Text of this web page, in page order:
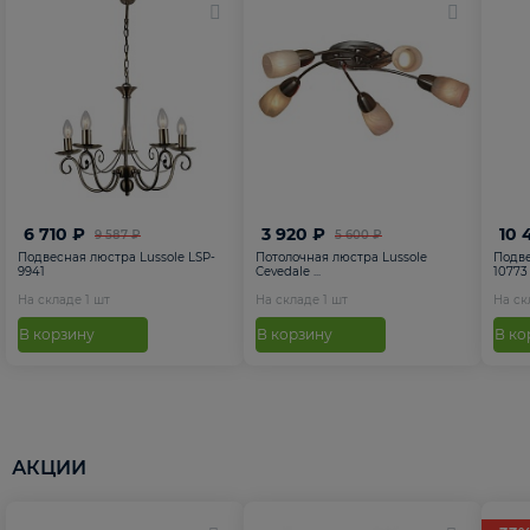
9 587 ₽
6 710 ₽
Подвесная люстра Lussole LSP-
9941
На складе 1 шт
В корзину
5 600 ₽
3 920 ₽
Потолочная люстра Lussole
Cevedale ...
На складе 1 шт
В корзину
10
10773
На
В
АКЦИИ